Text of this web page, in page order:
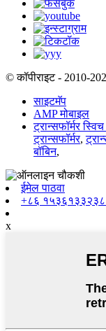
© कॉपीराइट - 2010-
साइटमॅप
AMP मोबाइल
ट्रान्सफॉर्मर
ट्रान्सफॉर्मर,
बॉबिन,
ईमेल पाठवा
+८६
x